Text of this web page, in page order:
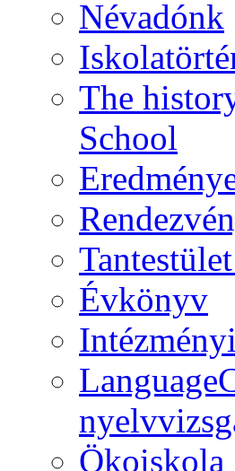
Névadónk
The
School
Évkönyv
Ökoiskola